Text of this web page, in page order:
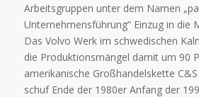
Arbeitsgruppen unter dem Namen
Unternehmensführung“ Einzug in die
Das Volvo Werk im schwedischen
die Produktionsmängel damit um 90
amerikanische Großhandelskette
schuf Ende der 1980er Anfang der